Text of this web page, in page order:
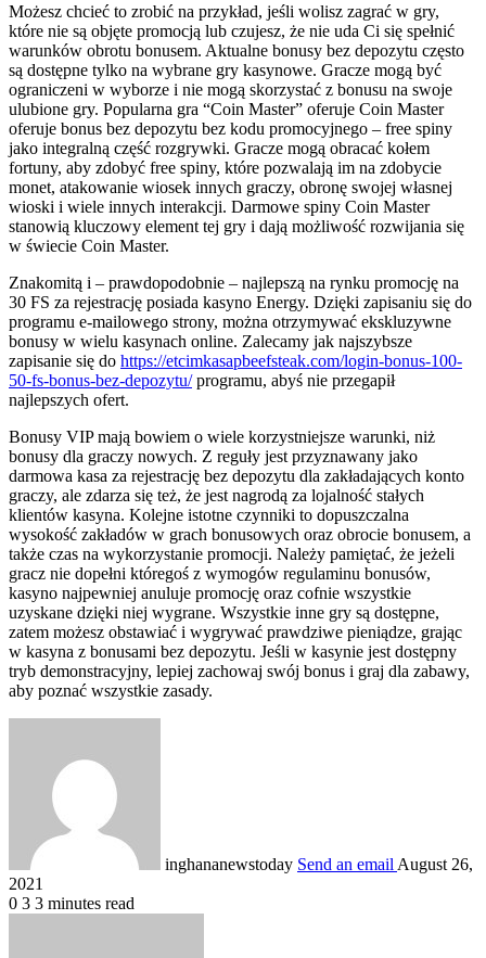
Możesz chcieć to zrobić na przykład, jeśli wolisz zagrać w gry,
które nie są objęte promocją lub czujesz, że nie uda Ci się spełnić
warunków obrotu bonusem. Aktualne bonusy bez depozytu często
są dostępne tylko na wybrane gry kasynowe. Gracze mogą być
ograniczeni w wyborze i nie mogą skorzystać z bonusu na swoje
ulubione gry. Popularna gra “Coin Master” oferuje Coin Master
oferuje bonus bez depozytu bez kodu promocyjnego – free spiny
jako integralną część rozgrywki. Gracze mogą obracać kołem
fortuny, aby zdobyć free spiny, które pozwalają im na zdobycie
monet, atakowanie wiosek innych graczy, obronę swojej własnej
wioski i wiele innych interakcji. Darmowe spiny Coin Master
stanowią kluczowy element tej gry i dają możliwość rozwijania się
w świecie Coin Master.
Znakomitą i – prawdopodobnie – najlepszą na rynku promocję na
30 FS za rejestrację posiada kasyno Energy. Dzięki zapisaniu się do
programu e-mailowego strony, można otrzymywać ekskluzywne
bonusy w wielu kasynach online. Zalecamy jak najszybsze
zapisanie się do https://etcimkasapbeefsteak.com/login-bonus-100-
50-fs-bonus-bez-depozytu/programu, abyś nie przegapił
najlepszych ofert.
Bonusy VIP mają bowiem o wiele korzystniejsze warunki, niż
bonusy dla graczy nowych. Z reguły jest przyznawany jako
darmowa kasa za rejestrację bez depozytu dla zakładających konto
graczy, ale zdarza się też, że jest nagrodą za lojalność stałych
klientów kasyna. Kolejne istotne czynniki to dopuszczalna
wysokość zakładów w grach bonusowych oraz obrocie bonusem, a
także czas na wykorzystanie promocji. Należy pamiętać, że jeżeli
gracz nie dopełni któregoś z wymogów regulaminu bonusów,
kasyno najpewniej anuluje promocję oraz cofnie wszystkie
uzyskane dzięki niej wygrane. Wszystkie inne gry są dostępne,
zatem możesz obstawiać i wygrywać prawdziwe pieniądze, grając
w kasyna z bonusami bez depozytu. Jeśli w kasynie jest dostępny
tryb demonstracyjny, lepiej zachowaj swój bonus i graj dla zabawy,
aby poznać wszystkie zasady.
inghananewstoday Send an email August 26,
2021
0 3 3 minutes read